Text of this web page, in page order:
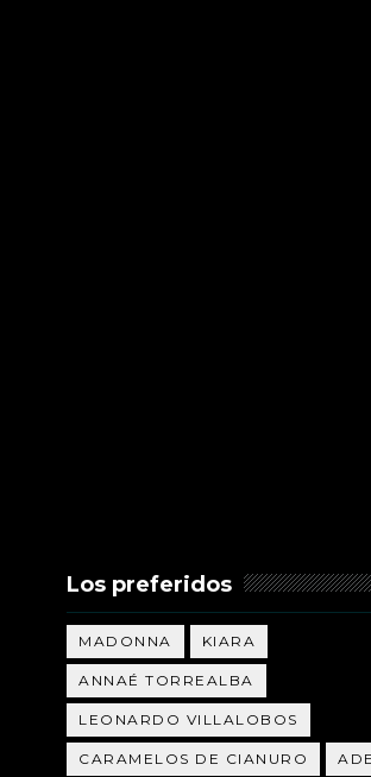
Los preferidos
MADONNA KIARA
ANNAÉ TORREALBA
LEONARDO VILLALOBOS
CARAMELOS DE CIANURO